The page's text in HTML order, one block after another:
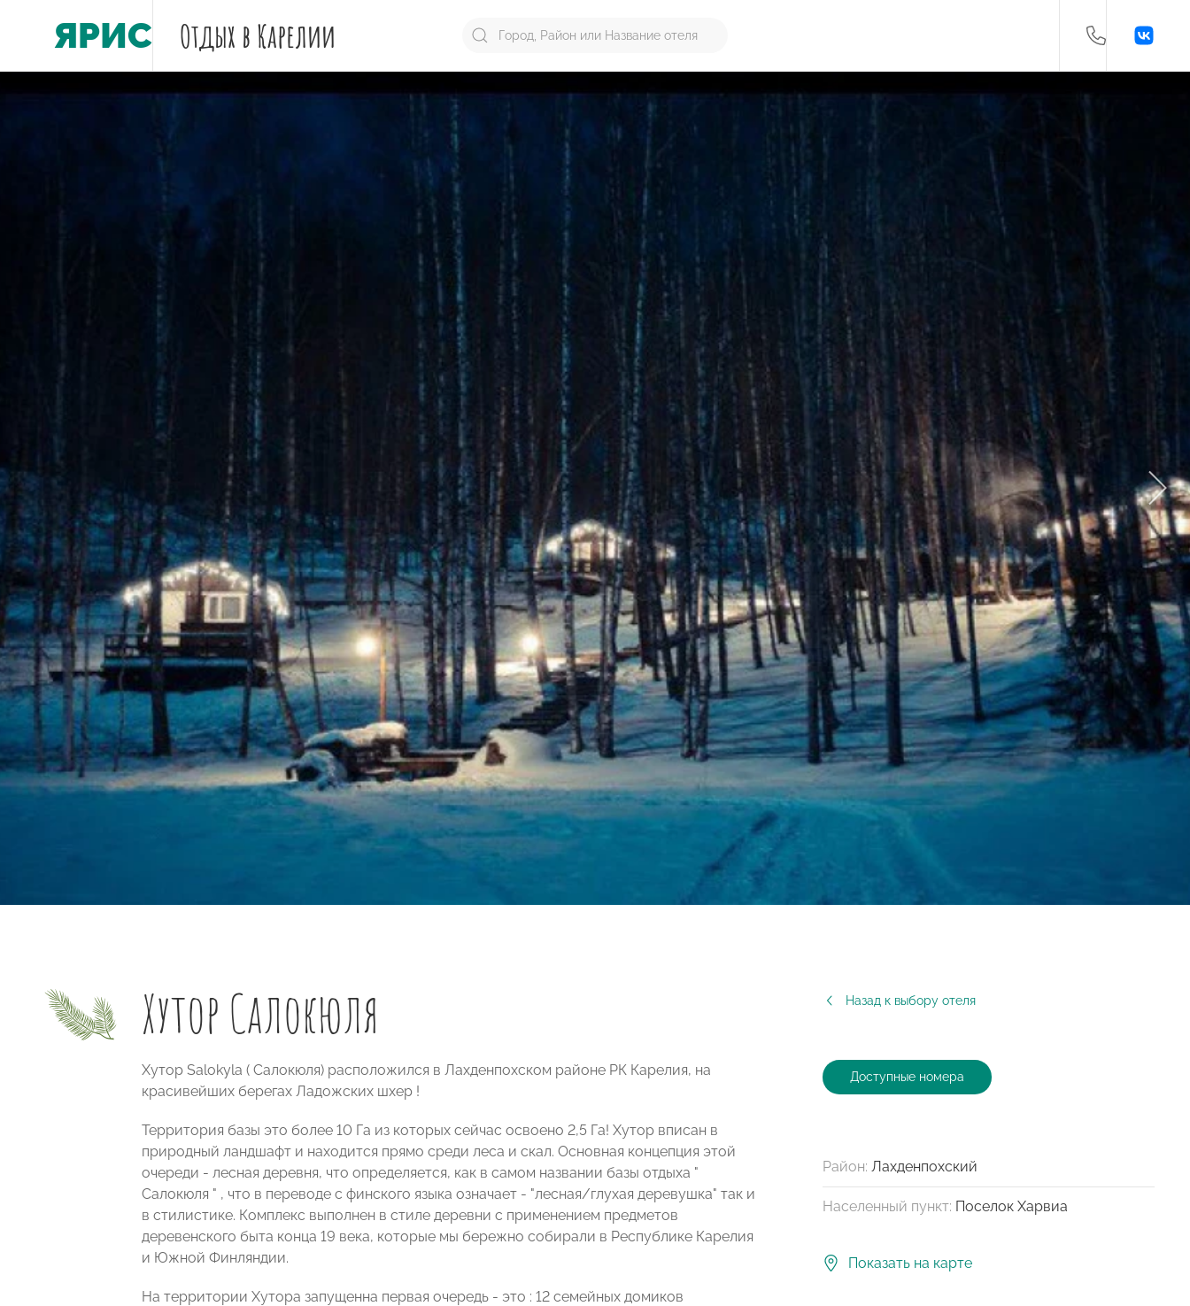
ЯРИС Отдых в Карелии
Хутор Салокюля Назад к выбору отеля
Хутор Salokyla ( Салокюля) расположился в Лахденпохском районе РК Карелия, на
красивейших берегах Ладожских шхер !
Территория базы это более 10 Га из которых сейчас освоено 2,5 Га! Хутор вписан в
природный ландшафт и находится прямо среди леса и скал. Основная концепция этой
очереди - лесная деревня, что определяется, как в самом названии базы отдыха "
Салокюля " , что в переводе с финского языка означает - "лесная/глухая деревушка" так и
в стилистике. Комплекс выполнен в стиле деревни с применением предметов
деревенского быта конца 19 века, которые мы бережно собирали в Республике Карелия
и Южной Финляндии.
На территории Хутора запущенна первая очередь - это : 12 семейных домиков
Доступные номера
Район: Лахденпохский
Населенный пункт: Поселок Харвиа
Показать на карте